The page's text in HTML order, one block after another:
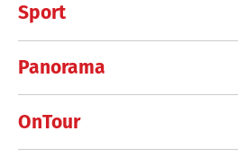
Sport
Panorama
OnTour